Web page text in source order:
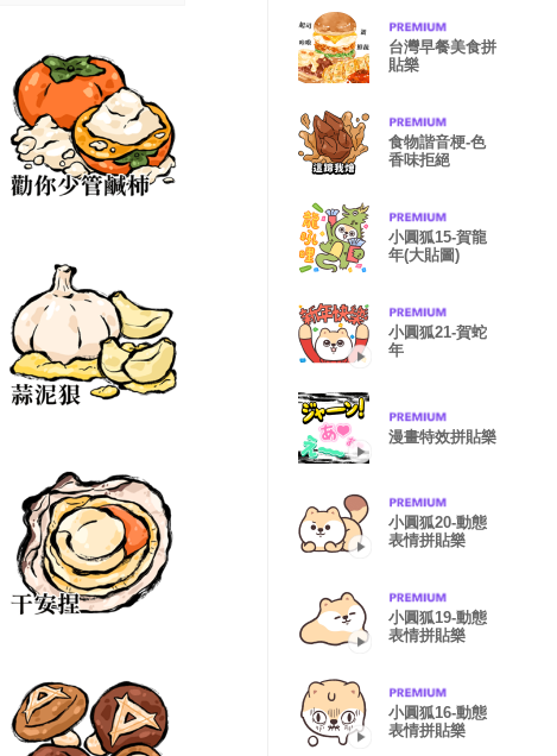
台灣早餐美食拼
貼樂
食物諧音梗-色
香味拒絕
小圓狐15-賀龍
年(大貼圖)
小圓狐21-賀蛇
年
漫畫特效拼貼樂
小圓狐20-動態
表情拼貼樂
小圓狐19-動態
表情拼貼樂
小圓狐16-動態
表情拼貼樂